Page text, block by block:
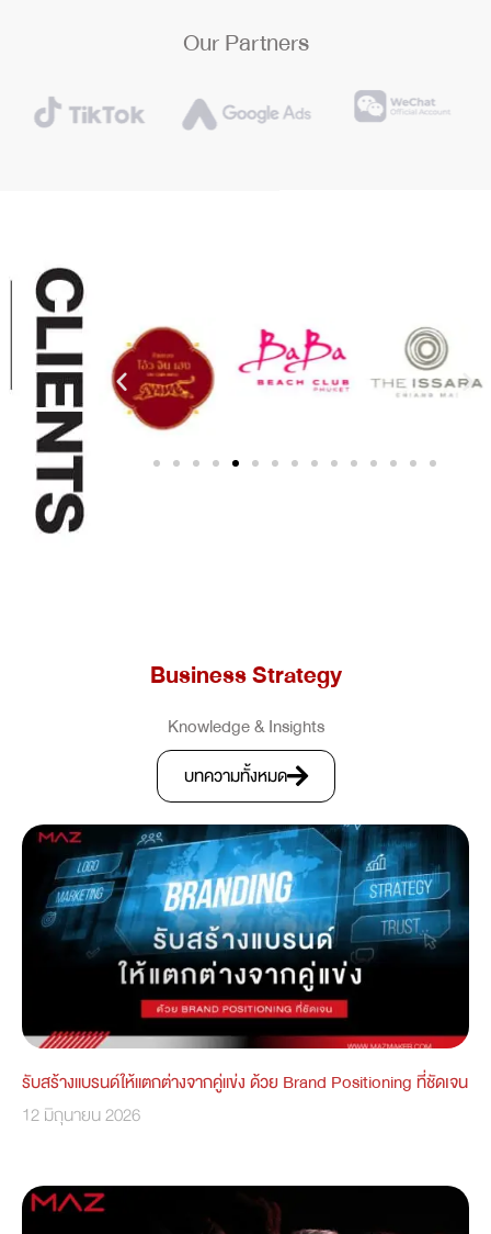
Our Partners
Business Strategy
Knowledge & Insights
บทความทั้งหมด
รับสร้างแบรนด์ให้แตกต่างจากคู่แข่ง ด้วย Brand Positioning ที่ชัดเจน
12 มิถุนายน 2026